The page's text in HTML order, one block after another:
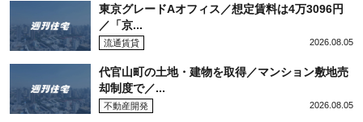
東京グレードAオフィス／想定賃料は4万3096円
／「京...
流通賃貸 2026.08.05
代官山町の土地・建物を取得／マンション敷地売
却制度で／...
不動産開発 2026.08.05